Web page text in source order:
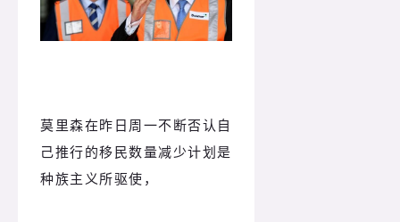
莫里森在昨日周一不断否认自
己推行的移民数量减少计划是
种族主义所驱使，